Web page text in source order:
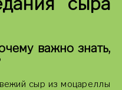
важно знать,
сыр из моцареллы